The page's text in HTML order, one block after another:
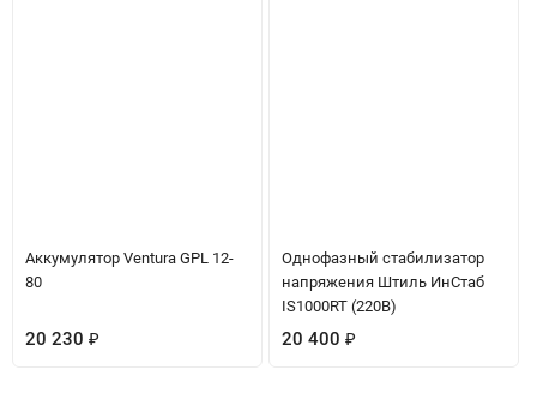
Аккумулятор Ventura GPL 12-
80
20 230 ₽
Однофазный стабилизатор
напряжения Штиль ИнСтаб
IS1000RT (220В)
20 400 ₽